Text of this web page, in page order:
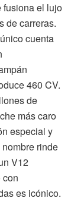
fusiona el lujo
de carreras.
cuenta
460 CV.
de
más caro
especial y
rinde
V12
con
es icónico.